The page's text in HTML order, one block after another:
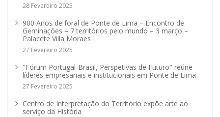
28 Fevereiro 2025
900 Anos de foral de Ponte de Lima – Encontro de
Geminações – 7 territórios pelo mundo – 3 março –
Palacete Villa Moraes
27 Fevereiro 2025
"Fórum Portugal-Brasil, Perspetivas de Futuro" reúne
líderes empresariais e institucionais em Ponte de Lima
27 Fevereiro 2025
Centro de Interpretação do Território expõe arte ao
serviço da História